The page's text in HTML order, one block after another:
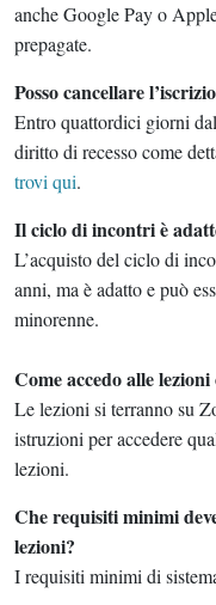
anche Google Pay o
prepagate.
Posso cancellare
Entro quattordici giorni
diritto di recesso come
trovi qui.
Il ciclo di incontri è
L’acquisto del ciclo di
anni, ma è adatto e può
minorenne.
Come accedo alle
Le lezioni si terranno su
istruzioni per accedere
lezioni.
Che requisiti minimi
lezioni?
I requisiti minimi di